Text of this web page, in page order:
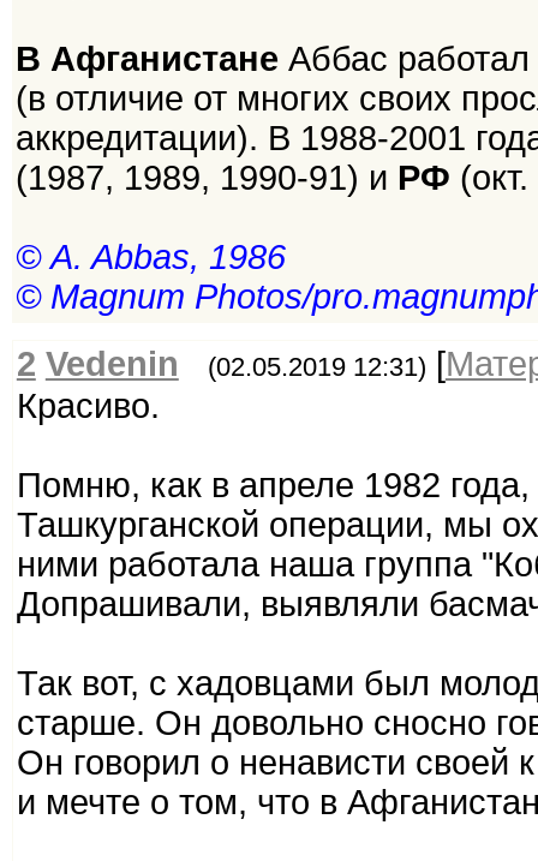
В Афганистане Аббас
(в отличие от многих своих
аккредитации). В 1988-2001
(1987, 1989, 1990-91) и РФ
© A. Abbas, 1986
© Magnum Photos/
2 Vedenin (02.05.2019 12:31) [
Красиво.
Помню, как в апреле 1982
Ташкурганской операции, мы
ними работала наша группа
Допрашивали, выявляли
Так вот, с хадовцами был
старше. Он довольно сносно
Он говорил о ненависти своей
и мечте о том, что в